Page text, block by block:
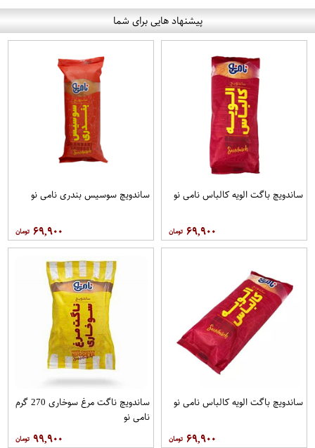
پیشنهاد هایی برای شما
ساندویچ باگت الویه کالباس نامی نو
۶۹,۹۰۰
ساندویچ سوسیس بندری نامی نو
۶۹,۹۰۰
ساندویچ باگت الویه کالباس نامی نو
۶۹,۹۰۰
ساندویچ ناگت مرغ سوخاری 270 گرم
نامی نو
۹۹,۹۰۰